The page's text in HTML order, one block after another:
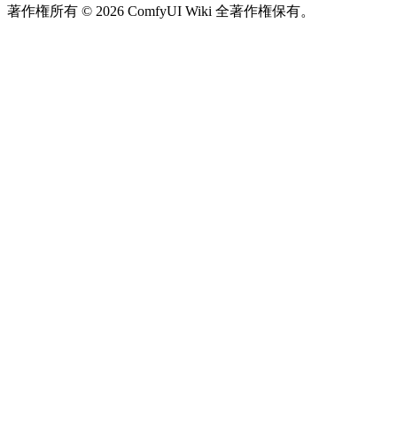
著作権所有 © 2026 ComfyUI Wiki 全著作権保有。